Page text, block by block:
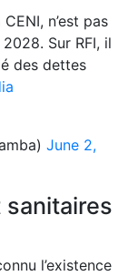
n’est pas
Sur RFI, il
des dettes
June 2,
l’existence